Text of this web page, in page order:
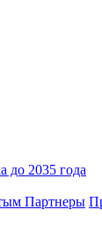
до 2035 года
Партнеры